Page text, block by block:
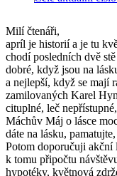
Milí čtenáři,
apríl je historií a je tu
chodí posledních dvě
dobré, když jsou na
a nejlepší, když se mají
zamilovaných Karel
cituplné, leč
Máchův Máj o lásce
dáte na lásku,
Potom doporučuji
k tomu připočtu
hypotéky, květnová